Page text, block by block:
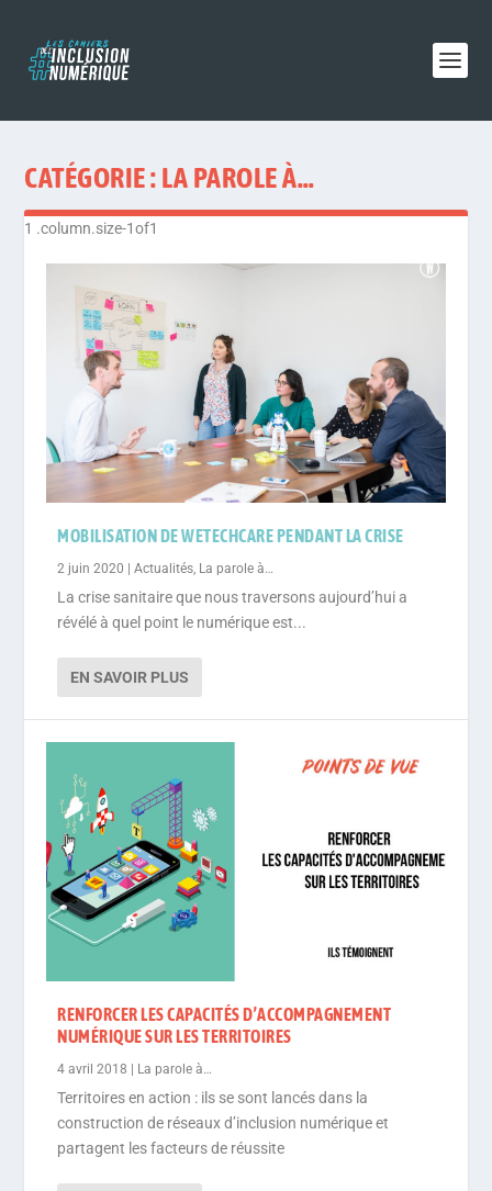
CATÉGORIE : LA PAROLE À…
MOBILISATION DE WETECHCARE PENDANT LA CRISE
2 juin 2020 |Actualités La parole à…
La crise sanitaire que nous traversons aujourd’hui a
révélé à quel point le numérique est...
EN SAVOIR PLUS
RENFORCER LES CAPACITÉS D’ACCOMPAGNEMENT
NUMÉRIQUE SUR LES TERRITOIRES
4 avril 2018 | La parole à…
Territoires en action : ils se sont lancés dans la
construction de réseaux d’inclusion numérique et
partagent les facteurs de réussite